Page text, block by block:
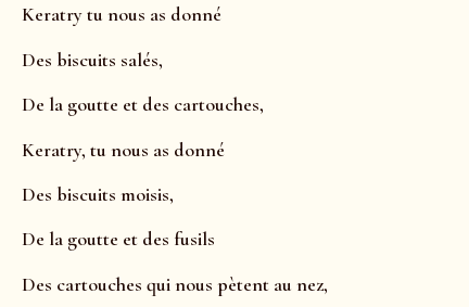
Keratry tu nous as donné
Des biscuits salés,
De la goutte et des cartouches,
Keratry, tu nous as donné
Des biscuits moisis,
De la goutte et des fusils
Des cartouches qui nous pètent au nez,